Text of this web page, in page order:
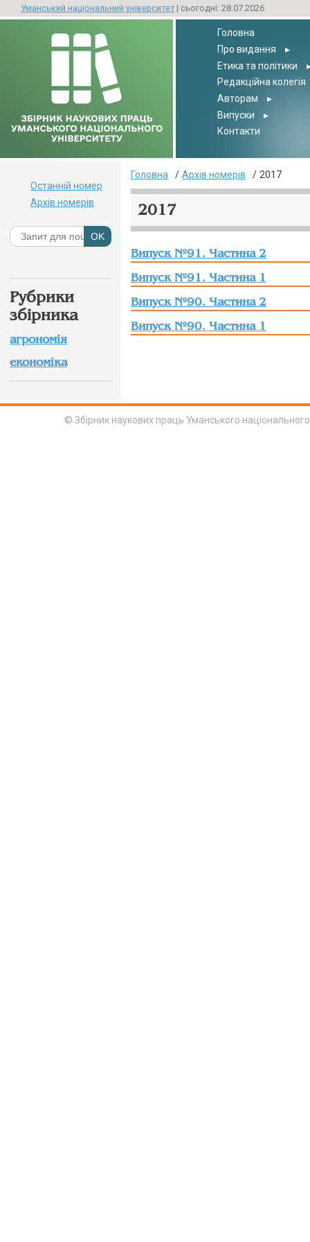
Уманський національний університет| сьогодні: 28.07.2026
Головна
Про видання
▸
Етика та політики
Редакційна колегія
Авторам
▸
Випуски
▸
Контакти
Головна Архів номерів 2017
2017
Випуск №91. Частина 2
Випуск №91. Частина 1
Випуск №90. Частина 2
Випуск №90. Частина 1
Останній номер
Архів номерів
Рубрики
збірника
агрономія
економіка
© Збірник наукових праць Уманського